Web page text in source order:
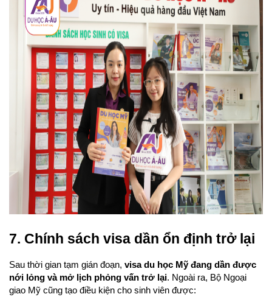
7. Chính sách visa dần ổn định trở lại
Sau thời gian tạm gián đoạn, visa du học Mỹ đang dần được
nới lỏng và mở lịch phỏng vấn trở lại. Ngoài ra, Bộ Ngoại
giao Mỹ cũng tạo điều kiện cho sinh viên được: